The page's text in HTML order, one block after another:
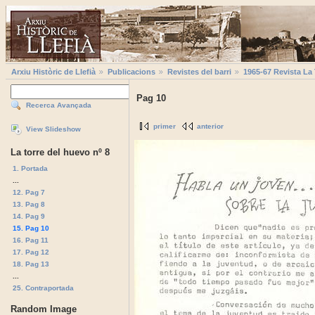
Arxiu Històric de Llefià Publicacions Revistes del barri 1965-67 Revista
Recerca Avançada
View Slideshow
La torre del huevo nº 8
1. Portada
12. Pag 7
13. Pag 8
14. Pag 9
15. Pag 10
16. Pag 11
17. Pag 12
18. Pag 13
25. Contraportada
Random Image
Pag 10
primer anterior